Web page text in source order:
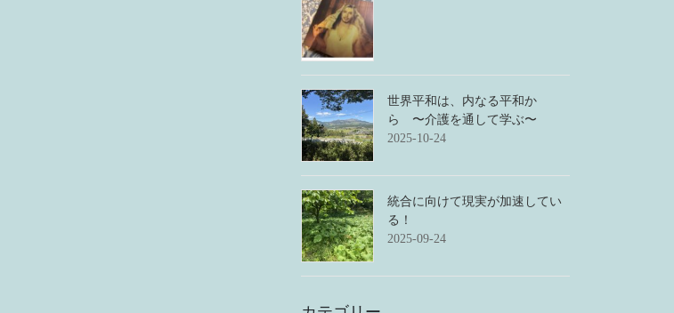
世界平和は、内なる平和か
ら 〜介護を通して学ぶ〜
2025-10-24
統合に向けて現実が加速してい
る！
2025-09-24